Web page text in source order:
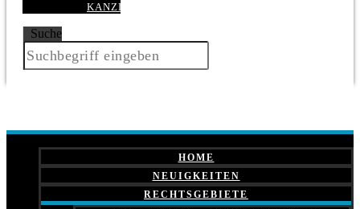
KANZLEI
Suche
HOME
NEUIGKEITEN
RECHTSGEBIETE